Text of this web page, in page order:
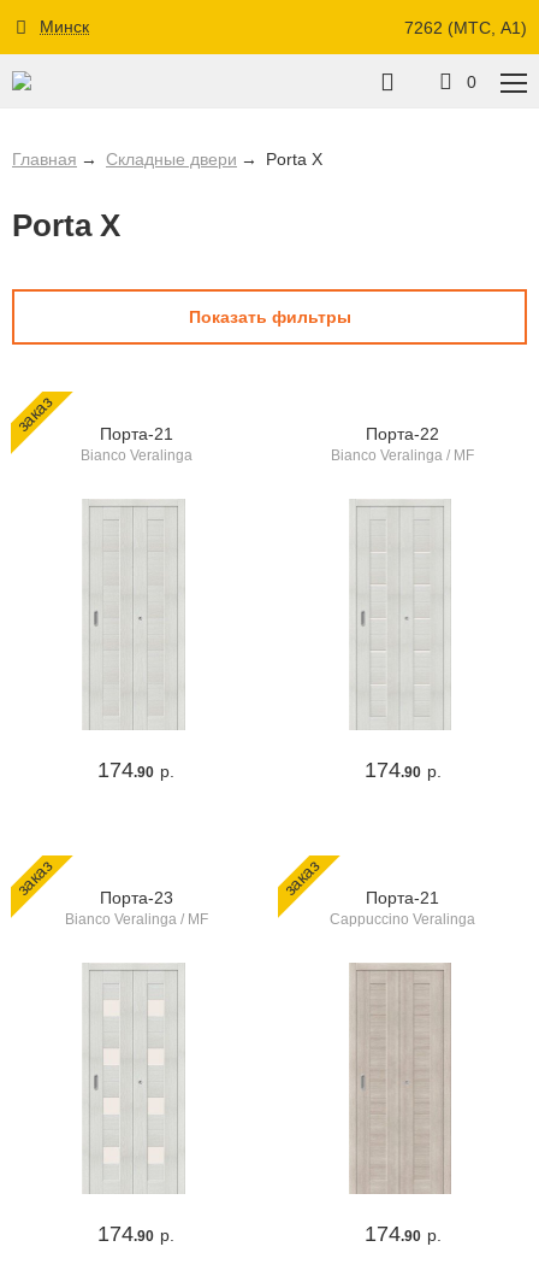
Минск 7262 (МТС, A1)
0
Главная Складные двери Porta X
Porta X
Показать фильтры
заказ Порта-21
Bianco Veralinga
174.90 р.
Порта-22
Bianco Veralinga / MF
174.90 р.
заказ Порта-23
Bianco Veralinga / MF
174.90 р.
заказ Порта-21
Cappuccino Veralinga
174.90 р.